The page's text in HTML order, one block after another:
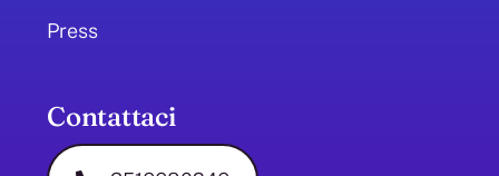
Press
Contattaci